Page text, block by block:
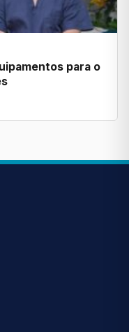
para o